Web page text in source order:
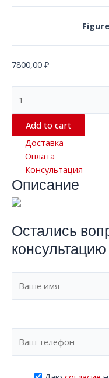
7800,00 ₽
фреза
c
4
канавками
EM-
12301275
quantity
Add to cart
Доставка
Оплата
Консультация
Описание
Остались
консультацию